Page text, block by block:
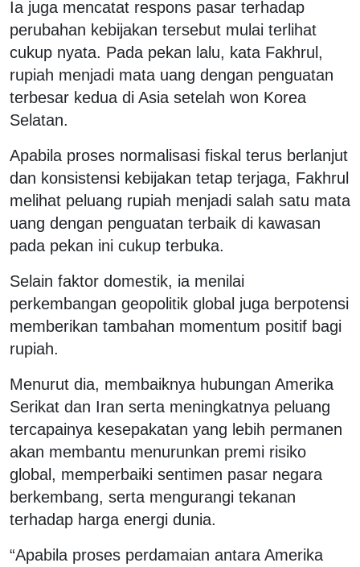
Ia juga mencatat respons pasar terhadap
perubahan kebijakan tersebut mulai terlihat
cukup nyata. Pada pekan lalu, kata Fakhrul,
rupiah menjadi mata uang dengan penguatan
terbesar kedua di Asia setelah won Korea
Selatan.
Apabila proses normalisasi fiskal terus berlanjut
dan konsistensi kebijakan tetap terjaga, Fakhrul
melihat peluang rupiah menjadi salah satu mata
uang dengan penguatan terbaik di kawasan
pada pekan ini cukup terbuka.
Selain faktor domestik, ia menilai
perkembangan geopolitik global juga berpotensi
memberikan tambahan momentum positif bagi
rupiah.
Menurut dia, membaiknya hubungan Amerika
Serikat dan Iran serta meningkatnya peluang
tercapainya kesepakatan yang lebih permanen
akan membantu menurunkan premi risiko
global, memperbaiki sentimen pasar negara
berkembang, serta mengurangi tekanan
terhadap harga energi dunia.
“Apabila proses perdamaian antara Amerika